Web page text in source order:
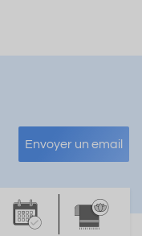
Envoyer un email